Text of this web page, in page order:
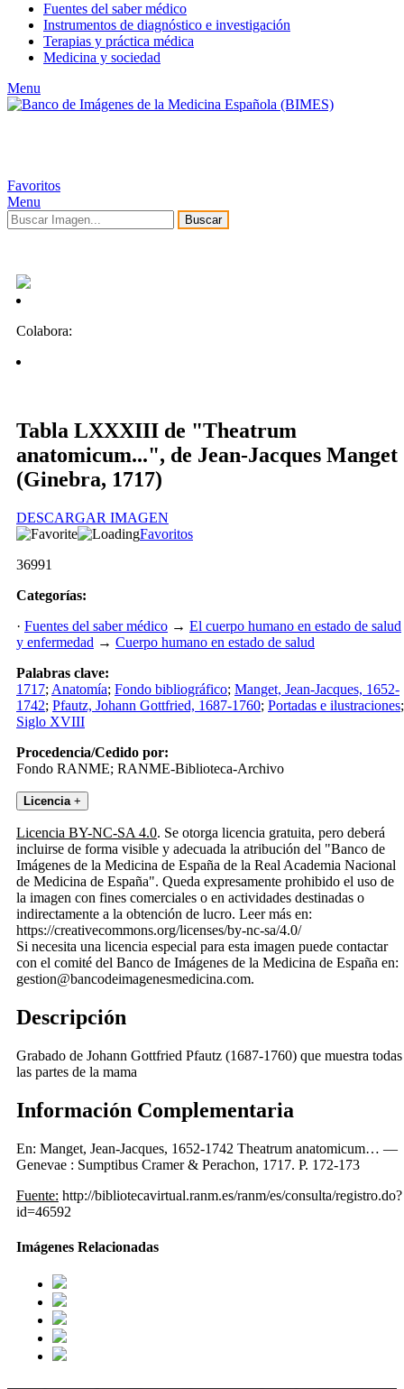
Fuentes del saber médico
Instrumentos de diagnóstico e investigación
Terapias y práctica médica
Medicina y sociedad
Menu
Favoritos
Menu
Buscar
Colabora:
Tabla LXXXIII de "Theatrum
anatomicum...", de Jean-Jacques Manget
(Ginebra, 1717)
DESCARGAR IMAGEN
Favoritos
36991
Categorías:
· Fuentes del saber médico → El cuerpo humano en estado de salud
y enfermedad → Cuerpo humano en estado de salud
Palabras clave:
1717; Anatomía; Fondo bibliográfico; Manget, Jean-Jacques, 1652-
1742; Pfautz, Johann Gottfried, 1687-1760; Portadas e ilustraciones;
Siglo XVIII
Procedencia/Cedido por:
Fondo RANME; RANME-Biblioteca-Archivo
Licencia +
Licencia BY-NC-SA 4.0. Se otorga licencia gratuita, pero deberá
incluirse de forma visible y adecuada la atribución del "Banco de
Imágenes de la Medicina de España de la Real Academia Nacional
de Medicina de España". Queda expresamente prohibido el uso de
la imagen con fines comerciales o en actividades destinadas o
indirectamente a la obtención de lucro. Leer más en:
https://creativecommons.org/licenses/by-nc-sa/4.0/
Si necesita una licencia especial para esta imagen puede contactar
con el comité del Banco de Imágenes de la Medicina de España en:
gestion@bancodeimagenesmedicina.com.
Descripción
Grabado de Johann Gottfried Pfautz (1687-1760) que muestra todas
las partes de la mama
Información Complementaria
En: Manget, Jean-Jacques, 1652-1742 ‌Theatrum anatomicum… —
Genevae : Sumptibus Cramer & Perachon, 1717. P. 172-173
Fuente: http://bibliotecavirtual.ranm.es/ranm/es/consulta/registro.do?
id=46592
Imágenes Relacionadas